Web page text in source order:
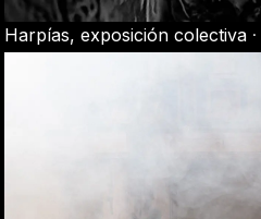
Harpías, exposición colectiva ·